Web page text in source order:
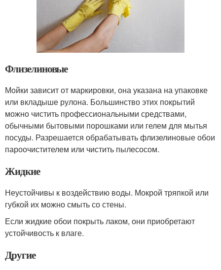
Флизелиновые
Мойки зависит от маркировки, она указана на упаковке
или вкладыше рулона. Большинство этих покрытий
можно чистить профессиональными средствами,
обычными бытовыми порошками или гелем для мытья
посуды. Разрешается обрабатывать флизелиновые обои
пароочистителем или чистить пылесосом.
Жидкие
Неустойчивы к воздействию воды. Мокрой тряпкой или
губкой их можно смыть со стены.
Если жидкие обои покрыть лаком, они приобретают
устойчивость к влаге.
Другие